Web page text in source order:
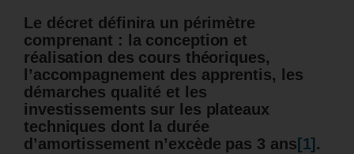
Le décret définira un périmètre
comprenant : la conception et
réalisation des cours théoriques,
l’accompagnement des apprentis, les
démarches qualité et les
investissements sur les plateaux
techniques dont la durée
d’amortissement n’excède pas 3 ans [1] .